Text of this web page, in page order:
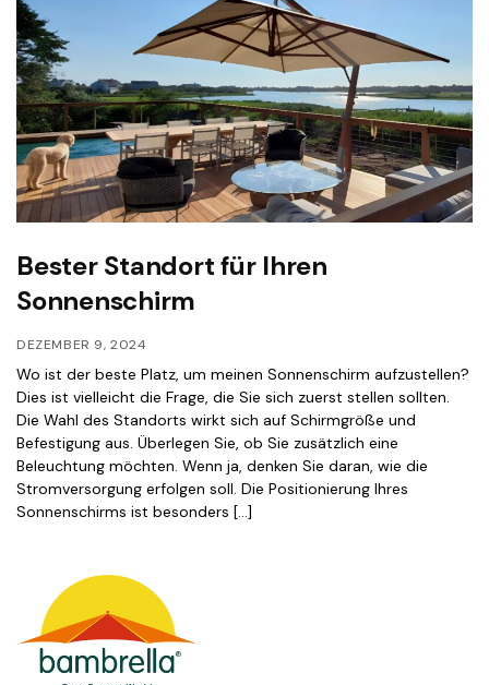
Bester Standort für Ihren
Sonnenschirm
DEZEMBER 9, 2024
Wo ist der beste Platz, um meinen Sonnenschirm aufzustellen?
Dies ist vielleicht die Frage, die Sie sich zuerst stellen sollten.
Die Wahl des Standorts wirkt sich auf Schirmgröße und
Befestigung aus. Überlegen Sie, ob Sie zusätzlich eine
Beleuchtung möchten. Wenn ja, denken Sie daran, wie die
Stromversorgung erfolgen soll. Die Positionierung Ihres
Sonnenschirms ist besonders […]